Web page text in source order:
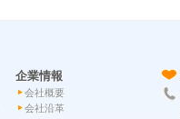
企業情報
会社概要
会社沿革